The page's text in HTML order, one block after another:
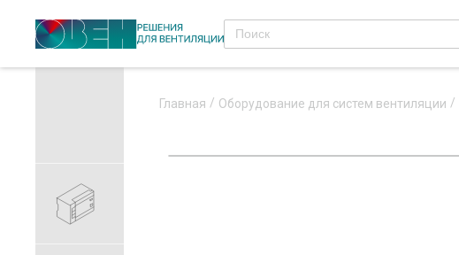
Главная Оборудование для систем вентиляции